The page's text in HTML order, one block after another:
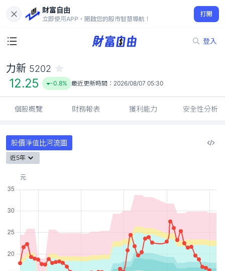
財富自由
立即使用APP，開啟您的股市智慧導航！
打開
登入
12.25
-0.8%
力新 5202
12.25 -0.8% 最近更新時間： 2026/08/07 05:30
個股概覽 財務報表 獲利能力 安全性分析
股價淨值比河流圖
近5年